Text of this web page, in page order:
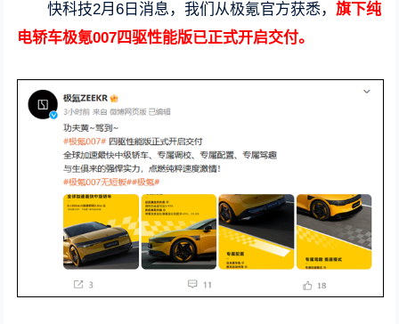
快科技2月6日消息，我们从极氪官方获悉，旗下纯
电轿车极氪007四驱性能版已正式开启交付。